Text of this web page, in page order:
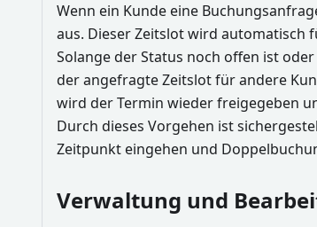
Wenn ein Kunde eine
aus. Dieser Zeitslot wird automatisch
Solange der Status noch offen ist
der angefragte Zeitslot für andere
wird der Termin wieder freigegeben
Durch dieses Vorgehen ist
Zeitpunkt eingehen und
Verwaltung und